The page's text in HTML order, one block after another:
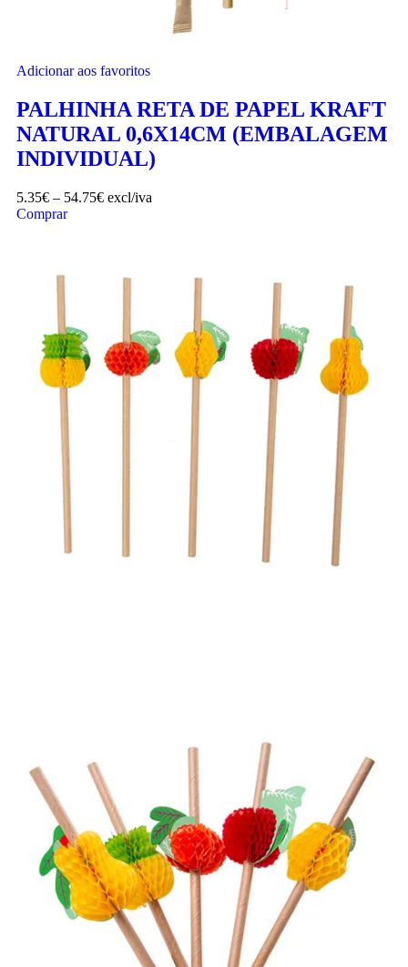
Adicionar aos favoritos
PALHINHA RETA DE PAPEL KRAFT
NATURAL 0,6X14CM (EMBALAGEM
INDIVIDUAL)
5.35€ – 54.75€ excl/iva
Comprar